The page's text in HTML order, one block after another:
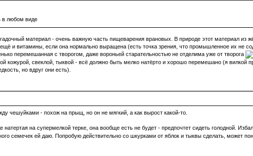
в любом виде
материал - очень важную часть пищеварения врановых. В природе этот материал из
и витамины, если она нормально выращена (есть точка зрения, что промышленное их не
перемешанная с творогом, даже вороньей старательностью не отделима уже от творога
кожурой, свеклой, тыквой - всё должно быть мелко натёрто и хорошо перемешано (я
но вдруг они есть).
чешуйками - похож на прыщ, но он не мягкий, а как вырост какой-то.
на супермелкой терке, она вообще есть не будет - предпочтет сидеть голодной.
семечек ей даю. Попробую действительно со шкурками от яблок и тыквы сделать, может